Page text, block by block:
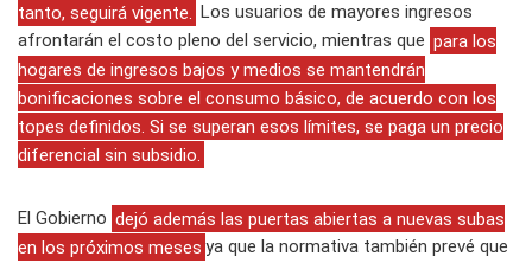
tanto, seguirá vigente.
Los usuarios de mayores ingresos
afrontarán el costo pleno del servicio, mientras que para los
hogares de ingresos bajos y medios se mantendrán
bonificaciones sobre el consumo básico, de acuerdo con los
topes definidos. Si se superan esos límites, se paga un precio
diferencial sin subsidio.
El Gobierno dejó además las puertas abiertas a nuevas subas
en los próximos meses ya que la normativa también prevé que